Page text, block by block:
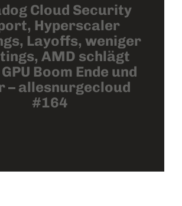
Cloud Security
Hyperscaler
Layoffs, weniger
AMD schlägt
Boom Ende und
– allesnurgecloud
#164